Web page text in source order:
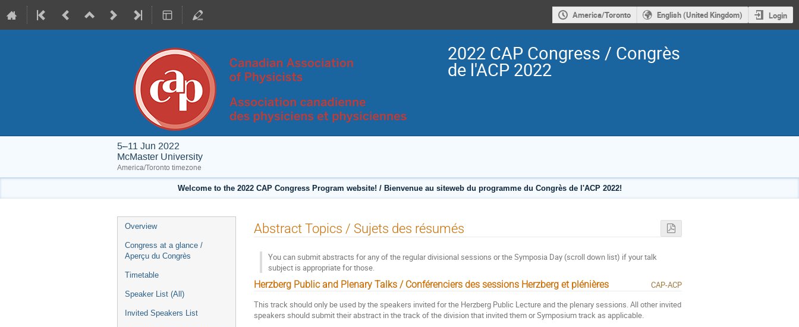
America/Toronto English (United Kingdom) Login
2022 CAP Congress / Congrès
de l'ACP 2022
5–11 Jun 2022
McMaster University
America/Toronto timezone
Welcome to the 2022 CAP Congress Program website! / Bienvenue au siteweb du programme du Congrès de l'ACP 2022!
Event
menu
Overview
Congress at a glance /
Aperçu du Congrès
Timetable
Speaker List (All)
Invited Speakers List
Abstract Topics / Sujets des résumés
You can submit abstracts for any of the regular divisional sessions or the Symposia Day (scroll down list) if your talk
subject is appropriate for those.
Herzberg Public and Plenary Talks / Conférenciers des sessions Herzberg et plénières
CAP-ACP
This track should only be used by the speakers invited for the Herzberg Public Lecture and the plenary sessions. All other invited
speakers should submit their abstract in the track of the division that invited them or Symposium track as applicable.